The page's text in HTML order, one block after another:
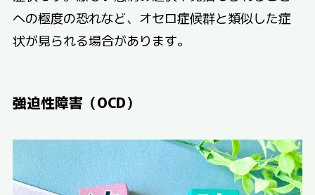
への極度の恐れなど、オセロ症候群と類似した症
状が見られる場合があります。
強迫性障害（OCD）